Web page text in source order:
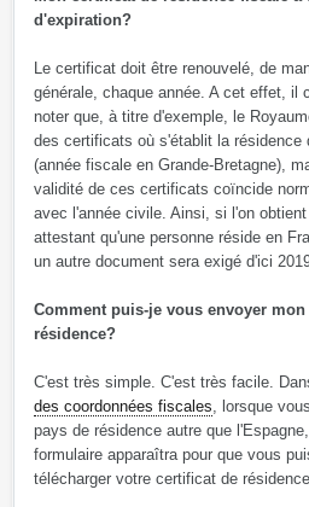
d'expiration?
Le certificat doit être renouvelé, de
générale, chaque année. A cet effet, il
noter que, à titre d'exemple, le
des certificats où s'établit la résidence
(année fiscale en Grande-Bretagne),
validité de ces certificats coïncide
avec l'année civile. Ainsi, si l'on
attestant qu'une personne réside en
un autre document sera exigé d'ici
Comment puis-je vous envoyer
résidence?
C'est très simple. C'est très facile.
des coordonnées fiscales, lorsque
pays de résidence autre que
formulaire apparaîtra pour que vous
télécharger votre certificat de